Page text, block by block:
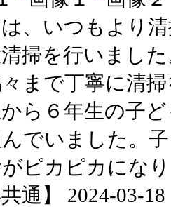
、いつもより清
掃を行いまし
まで丁寧に清
から６年生の子
でいました。
ピカピカにな
共通】 2024-03-